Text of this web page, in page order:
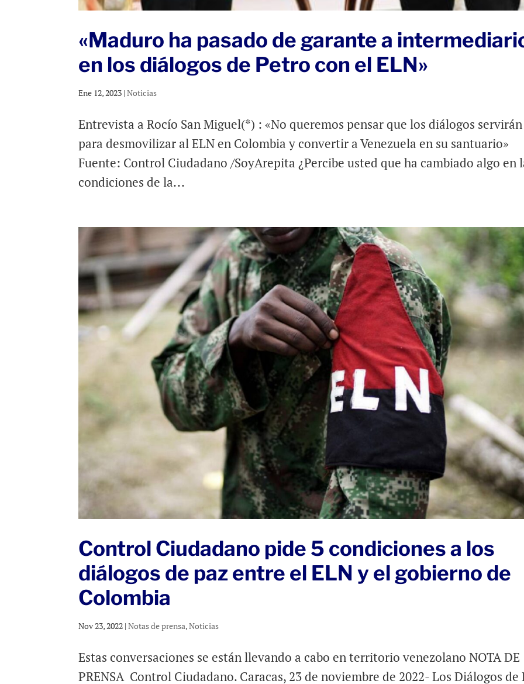
«Maduro ha pasado de garante a
en los diálogos de Petro con el ELN»
Ene 12, 2023 |Noticias
Entrevista a Rocío San Miguel(*) : «No queremos pensar que los diálogos servirán
para desmovilizar al ELN en Colombia y convertir a Venezuela en su santuario»
Fuente: Control Ciudadano /SoyArepita ¿Percibe usted que ha cambiado algo en
condiciones de la...
Control Ciudadano pide 5 condiciones a los
diálogos de paz entre el ELN y el gobierno de
Colombia
Nov 23, 2022 |Notas de prensa,Noticias
Estas conversaciones se están llevando a cabo en territorio venezolano NOTA DE
PRENSA Control Ciudadano. Caracas, 23 de noviembre de 2022- Los Diálogos de